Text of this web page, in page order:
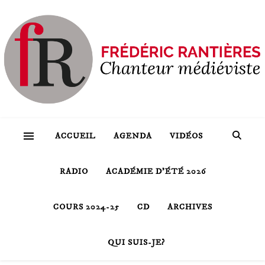
ACCUEIL AGENDA VIDÉOS
RADIO ACADÉMIE D’ÉTÉ 2026
COURS 2024-25 CD ARCHIVES
QUI SUIS-JE?